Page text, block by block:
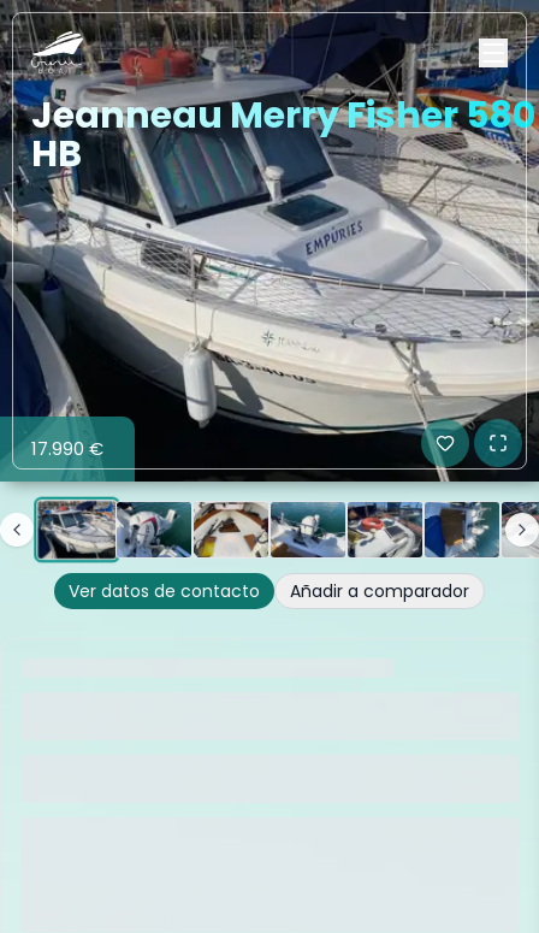
Jeanneau Merry Fisher 580
HB
17.990 €
Ver datos de contacto Añadir a comparador